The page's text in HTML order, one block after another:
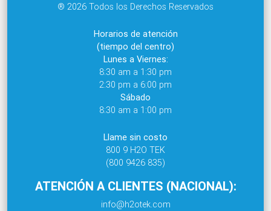
® 2026 Todos los Derechos Reservados
Horarios de atención
(tiempo del centro)
Lunes a Viernes:
8:30 am a 1:30 pm
2:30 pm a 6:00 pm
Sábado
8:30 am a 1:00 pm
Llame sin costo
800 9 H2O TEK
(800 9426 835)
ATENCIÓN A CLIENTES (NACIONAL):
info@h2otek.com